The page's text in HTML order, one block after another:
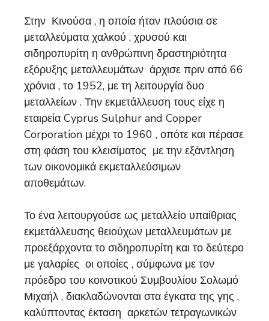
Στην Κινούσα , η οποία ήταν πλούσια σε
μεταλλεύματα χαλκού , χρυσού και
σιδηροπυρίτη η ανθρώπινη δραστηριότητα
εξόρυξης μεταλλευμάτων άρχισε πριν από 66
χρόνια , το 1952, με τη λειτουργία δυο
μεταλλείων . Την εκμετάλλευση τους είχε η
εταιρεία Cyprus Sulphur and Copper
Corporation μέχρι το 1960 , οπότε και πέρασε
στη φάση του κλεισίματος με την εξάντληση
των οικονομικά εκμεταλλεύσιμων
αποθεμάτων.
Το ένα λειτουργούσε ως μεταλλείο υπαίθριας
εκμετάλλευσης θειούχων μεταλλευμάτων με
προεξάρχοντα το σιδηροπυρίτη και το δεύτερο
με γαλαρίες οι οποίες , σύμφωνα με τον
πρόεδρο του κοινοτικού Συμβουλίου Σολωμό
Μιχαήλ , διακλαδώνονται στα έγκατα της γης ,
καλύπτοντας έκταση αρκετών τετραγωνικών